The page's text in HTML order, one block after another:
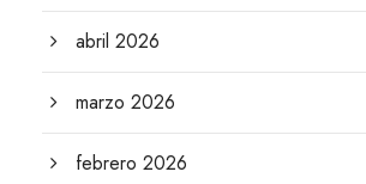
abril 2026
marzo 2026
febrero 2026